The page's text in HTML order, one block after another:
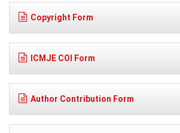
Copyright Form
ICMJE COI Form
Author Contribution Form